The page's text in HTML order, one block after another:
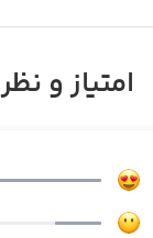
می‌شود!
امتیاز و